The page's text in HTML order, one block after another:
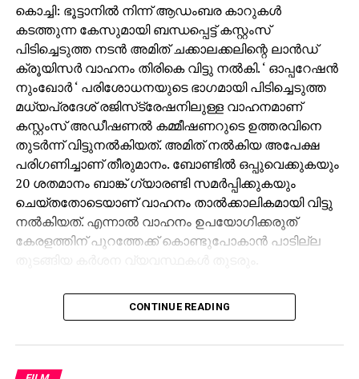
കൊച്ചി: ഭൂട്ടാനില്‍ നിന്ന് ആഡംബര കാറുകള്‍
കടത്തുന്ന കേസുമായി ബന്ധപ്പെട്ട് കസ്റ്റംസ്
പിടിച്ചെടുത്ത നടന്‍ അമിത് ചക്കാലക്കലിന്റെ ലാന്‍ഡ്
ക്രൂയിസര്‍ വാഹനം തിരികെ വിട്ടു നല്‍കി. ‘ ഓപ്പറേഷന്‍
നുംഖോര്‍ ‘ പരിശോധനയുടെ ഭാഗമായി പിടിച്ചെടുത്ത
മധ്യപ്രദേശ് രജിസ്‌ട്രേഷനിലുള്ള വാഹനമാണ്
കസ്റ്റംസ് അഡീഷണല്‍ കമ്മീഷണറുടെ ഉത്തരവിനെ
തുടര്‍ന്ന് വിട്ടുനല്‍കിയത്. അമിത് നല്‍കിയ അപേക്ഷ
പരിഗണിച്ചാണ് തീരുമാനം. ബോണ്ടില്‍ ഒപ്പുവെക്കുകയും
20 ശതമാനം ബാങ്ക് ഗ്യാരണ്ടി സമര്‍പ്പിക്കുകയും
ചെയ്തതോടെയാണ് വാഹനം താല്‍ക്കാലികമായി വിട്ടു
നല്‍കിയത്. എന്നാല്‍ വാഹനം ഉപയോഗിക്കരുത്
കേരളത്തിന് പുറത്തേക്ക് കൊണ്ടുപോകാന്‍ പാടില്ല
ഭൂട്ടാനില്‍ നിന്ന് നികുതി വെട്ടിച്ച് വാഹനങ്ങള്‍
കേരളത്തിലേക്ക് കടത്തിയതുമായി ബന്ധപ്പെട്ട കസ്റ്റംസ്
ചക്കാലക്കല്‍ ഒന്നിലധികം തവണ കസ്റ്റംസ് മുന്നില്‍
CONTINUE READING